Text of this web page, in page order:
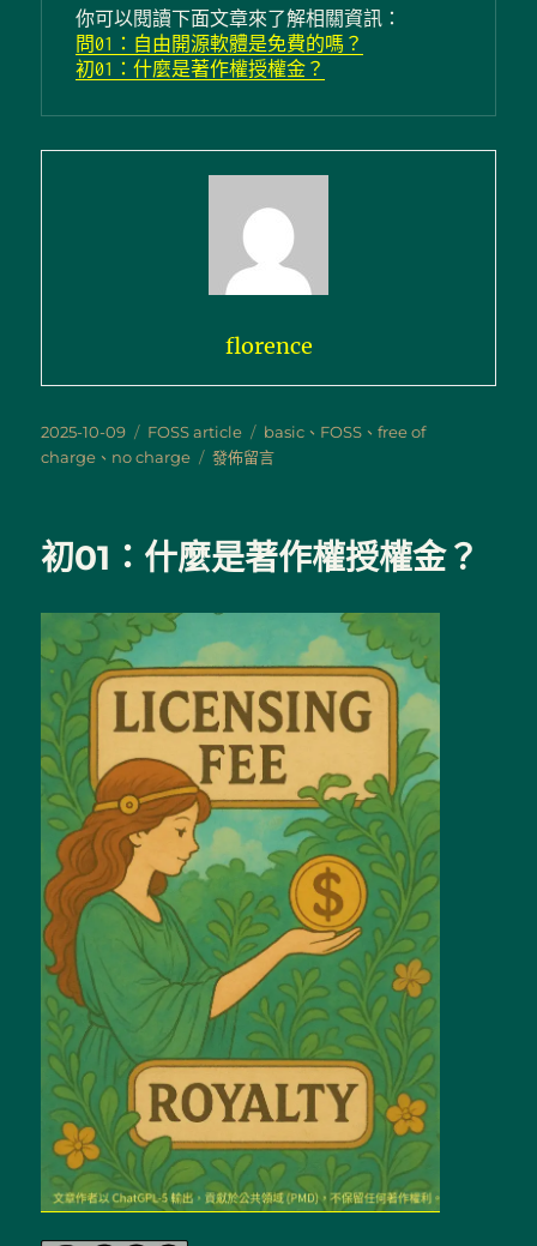
你可以閱讀下面文章來了解相關資訊：
問01：自由開源軟體是免費的嗎？
初01：什麼是著作權授權金？
florence
發
佈
2025-10-09
分
類
FOSS article
標
籤
basic 、 FOSS 、free of
charge 、 no charge
在
麼
發佈留言
初01：什麼是著作權授權金？